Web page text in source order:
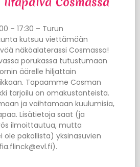
– 17:30 – Turun
kutsuu viettämään
näköalaterassi Cosmassa!
porukassa tutustumaan
äärelle hiljattain
Tapaamme Cosman
tarjoilu on omakustanteista.
ja vaihtamaan kuulumisia,
Lisätietoja saat (ja
ilmoittautua, mutta
pakollista) yksinasuvien